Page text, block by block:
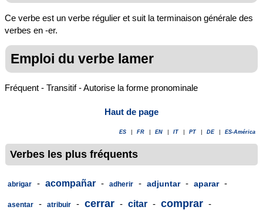
Ce verbe est un verbe régulier et suit la terminaison générale des
verbes en -er.
Emploi du verbe lamer
Fréquent - Transitif - Autorise la forme pronominale
Haut de page
ES FR EN IT PT DE ES-América
Verbes les plus fréquents
abrigar - acompañar - adherir - adjuntar - aparar -
asentar - atribuir - cerrar - citar - comprar -